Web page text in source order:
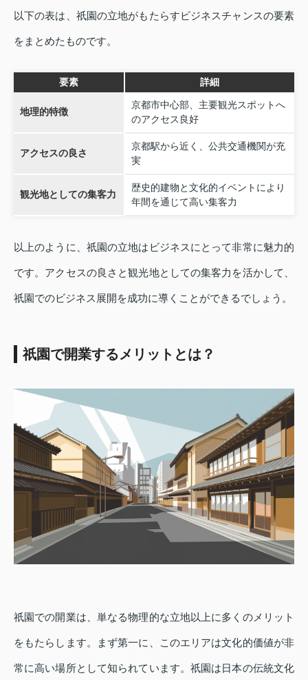
以下の表は、祇園の立地がもたらすビジネスチャンスの要素
をまとめたものです。
要素 詳細
地理的特徴
京都市中心部、主要観光スポットへ
のアクセス良好
アクセスの良さ
京都駅から近く、公共交通機関が充
実
観光地としての集客力
歴史的建物と文化的イベントにより
年間を通じて高い集客力
以上のように、祇園の立地はビジネスにとって非常に魅力的
です。アクセスの良さと観光地としての集客力を活かして、
祇園でのビジネス展開を成功に導くことができるでしょう。
祇園で開業するメリットとは？
祇園での開業は、単なる物理的な立地以上に多くのメリット
をもたらします。まず第一に、このエリアは文化的価値が非
常に高い場所として知られています。祇園は日本の伝統文化